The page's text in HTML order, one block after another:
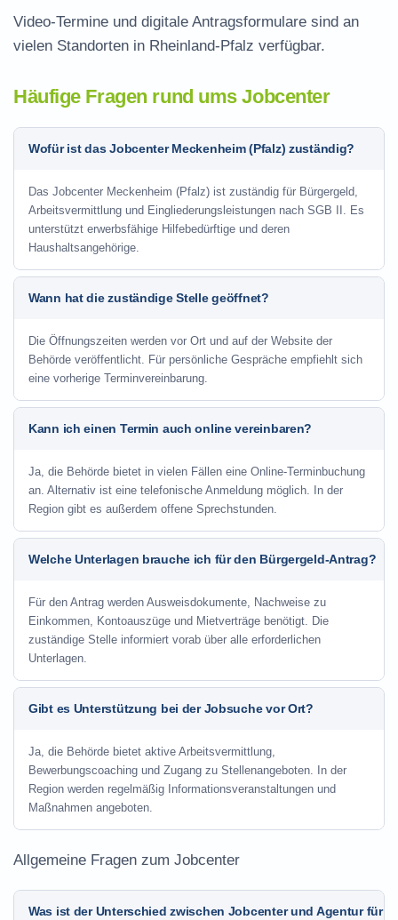
Video-Termine und digitale Antragsformulare sind an
vielen Standorten in Rheinland-Pfalz verfügbar.
Häufige Fragen rund ums Jobcenter
Wofür ist das Jobcenter Meckenheim (Pfalz) zuständig?
Das Jobcenter Meckenheim (Pfalz) ist zuständig für Bürgergeld,
Arbeitsvermittlung und Eingliederungsleistungen nach SGB II. Es
unterstützt erwerbsfähige Hilfebedürftige und deren
Haushaltsangehörige.
Wann hat die zuständige Stelle geöffnet?
Die Öffnungszeiten werden vor Ort und auf der Website der
Behörde veröffentlicht. Für persönliche Gespräche empfiehlt sich
eine vorherige Terminvereinbarung.
Kann ich einen Termin auch online vereinbaren?
Ja, die Behörde bietet in vielen Fällen eine Online-Terminbuchung
an. Alternativ ist eine telefonische Anmeldung möglich. In der
Region gibt es außerdem offene Sprechstunden.
Welche Unterlagen brauche ich für den Bürgergeld-Antrag?
Für den Antrag werden Ausweisdokumente, Nachweise zu
Einkommen, Kontoauszüge und Mietverträge benötigt. Die
zuständige Stelle informiert vorab über alle erforderlichen
Unterlagen.
Gibt es Unterstützung bei der Jobsuche vor Ort?
Ja, die Behörde bietet aktive Arbeitsvermittlung,
Bewerbungscoaching und Zugang zu Stellenangeboten. In der
Region werden regelmäßig Informationsveranstaltungen und
Maßnahmen angeboten.
Allgemeine Fragen zum Jobcenter
Was ist der Unterschied zwischen Jobcenter und Agentur für